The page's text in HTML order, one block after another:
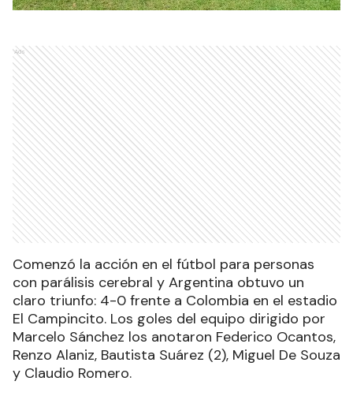
Ads
Comenzó la acción en el fútbol para personas
con parálisis cerebral y Argentina obtuvo un
claro triunfo: 4-0 frente a Colombia en el estadio
El Campincito. Los goles del equipo dirigido por
Marcelo Sánchez los anotaron Federico Ocantos,
Renzo Alaniz, Bautista Suárez (2), Miguel De Souza
y Claudio Romero.